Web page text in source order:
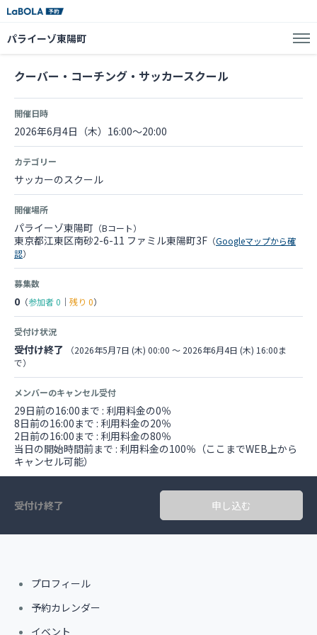
パライーゾ東陽町
クーバー・コーチング・サッカースクール
開催日時
2026年6月4日（木）16:00～20:00
カテゴリー
サッカーのスクール
開催場所
パライーゾ東陽町 （Bコート）
東京都江東区南砂2-6-11 ファミル東陽町3F （Googleマップから確
認）
募集数
0 （参加者0 ｜ 残り 0）
受付け状況
受付け終了
（2026年5月7日 (木) 00:00 〜 2026年6月4日 (木) 16:00ま
で）
メンバーのキャンセル受付
29日前の16:00まで : 利用料金の0％
8日前の16:00まで : 利用料金の20％
2日前の16:00まで : 利用料金の80％
当日の開始時間前まで : 利用料金の100％（ここまでWEB上から
キャンセル可能）
受付け終了 申し込む
プロフィール
予約カレンダー
イベント